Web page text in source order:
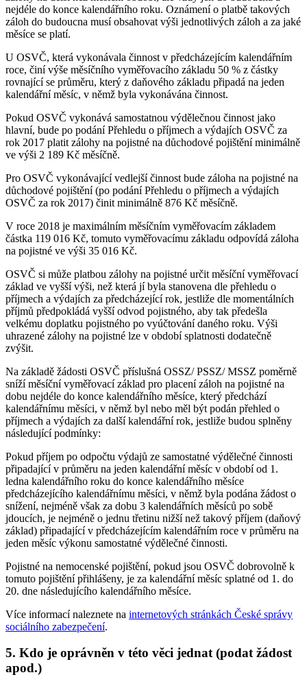
nejdéle do konce kalendářního roku. Oznámení o platbě takových
záloh do budoucna musí obsahovat výši jednotlivých záloh a za jaké
měsíce se platí.
U OSVČ, která vykonávala činnost v předcházejícím kalendářním
roce, činí výše měsíčního vyměřovacího základu 50 % z částky
rovnající se průměru, který z daňového základu připadá na jeden
kalendářní měsíc, v němž byla vykonávána činnost.
Pokud OSVČ vykonává samostatnou výdělečnou činnost jako
hlavní, bude po podání Přehledu o příjmech a výdajích OSVČ za
rok 2017 platit zálohy na pojistné na důchodové pojištění minimálně
ve výši 2 189 Kč měsíčně.
Pro OSVČ vykonávající vedlejší činnost bude záloha na pojistné na
důchodové pojištění (po podání Přehledu o příjmech a výdajích
OSVČ za rok 2017) činit minimálně 876 Kč měsíčně.
V roce 2018 je maximálním měsíčním vyměřovacím základem
částka 119 016 Kč, tomuto vyměřovacímu základu odpovídá záloha
na pojistné ve výši 35 016 Kč.
OSVČ si může platbou zálohy na pojistné určit měsíční vyměřovací
základ ve vyšší výši, než která jí byla stanovena dle přehledu o
příjmech a výdajích za předcházející rok, jestliže dle momentálních
příjmů předpokládá vyšší odvod pojistného, aby tak předešla
velkému doplatku pojistného po vyúčtování daného roku. Výši
uhrazené zálohy na pojistné lze v období splatnosti dodatečně
zvýšit.
Na základě žádosti OSVČ příslušná OSSZ/ PSSZ/ MSSZ poměrně
sníží měsíční vyměřovací základ pro placení záloh na pojistné na
dobu nejdéle do konce kalendářního měsíce, který předchází
kalendářnímu měsíci, v němž byl nebo měl být podán přehled o
příjmech a výdajích za další kalendářní rok, jestliže budou splněny
následující podmínky:
Pokud příjem po odpočtu výdajů ze samostatné výdělečné činnosti
připadající v průměru na jeden kalendářní měsíc v období od 1.
ledna kalendářního roku do konce kalendářního měsíce
předcházejícího kalendářnímu měsíci, v němž byla podána žádost o
snížení, nejméně však za dobu 3 kalendářních měsíců po sobě
jdoucích, je nejméně o jednu třetinu nižší než takový příjem (daňový
základ) připadající v předcházejícím kalendářním roce v průměru na
jeden měsíc výkonu samostatné výdělečné činnosti.
Pojistné na nemocenské pojištění, pokud jsou OSVČ dobrovolně k
tomuto pojištění přihlášeny, je za kalendářní měsíc splatné od 1. do
20. dne následujícího kalendářního měsíce.
Více informací naleznete na internetových stránkách České správy
sociálního zabezpečení.
5. Kdo je oprávněn v této věci jednat (podat žádost
apod.)